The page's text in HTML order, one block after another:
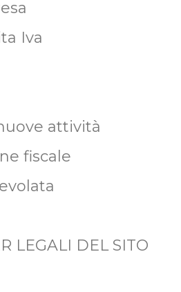
Iva
attività
fiscale
LEGALI DEL SITO